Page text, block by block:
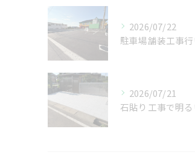
2026/07/22
2026/07/21